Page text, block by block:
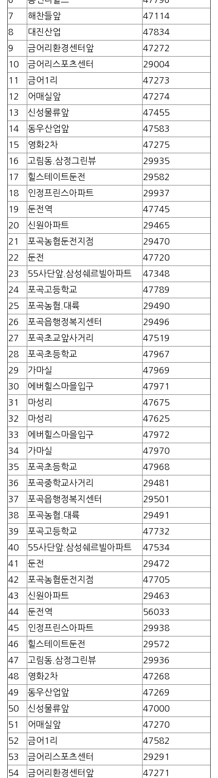
7
해찬들앞
47114
8
대진산업
47834
9
금어리환경센터앞
47272
10
금어리스포츠센터
29004
11
금어1리
47273
12
어매실앞
47274
13
신성물류앞
47455
14
동우산업앞
47583
15
영화2차
47275
16
고림동.삼정그린뷰
29935
17
힐스테이트둔전
29582
18
인정프린스아파트
29937
19
둔전역
47745
20
신원아파트
29465
21
포곡농협둔전지점
29470
22
둔전
47720
23
55사단앞.삼성쉐르빌아파트
47348
24
포곡고등학교
47789
25
포곡농협.대륙
29490
26
포곡읍행정복지센터
29496
27
포곡초교앞사거리
47519
28
포곡초등학교
47967
29
가마실
47969
30
에버힐스마을입구
47971
31
마성리
47675
32
마성리
47625
33
에버힐스마을입구
47972
34
가마실
47970
35
포곡초등학교
47968
36
포곡중학교사거리
29481
37
포곡읍행정복지센터
29501
38
포곡농협.대륙
29491
39
포곡고등학교
47732
40
55사단앞.삼성쉐르빌아파트
47534
41
둔전
29472
42
포곡농협둔전지점
47705
43
신원아파트
29463
44
둔전역
56033
45
인정프린스아파트
29938
46
힐스테이트둔전
29572
47
고림동.삼정그린뷰
29936
48
영화2차
47268
49
동우산업앞
47269
50
신성물류앞
47000
51
어매실앞
47270
52
금어1리
47582
53
금어리스포츠센터
29291
54
금어리환경센터앞
47271